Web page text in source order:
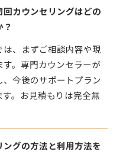
カウンセリングはどの
、まずご相談内容や現
。専門カウンセラーが
今後のサポートプラン
。お見積もりは完全無
グの方法と利用方法を